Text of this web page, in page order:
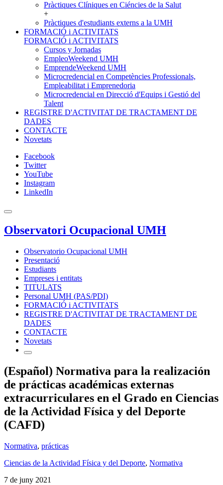
Pràctiques Clíniques en Ciéncies de la Salut
+
Pràctiques d'estudiants externs a la UMH
FORMACIÓ i ACTIVITATS
FORMACIÓ i ACTIVITATS
Cursos y Jornadas
EmpleoWeekend UMH
EmprendeWeekend UMH
Microcredencial en Competències Professionals,
Empleabilitat i Emprenedoria
Microcredencial en Direcció d'Equips i Gestió del
Talent
REGISTRE D'ACTIVITAT DE TRACTAMENT DE
DADES
CONTACTE
Novetats
Facebook
Twitter
YouTube
Instagram
LinkedIn
Observatori Ocupacional UMH
Observatorio Ocupacional UMH
Presentació
Estudiants
Empreses i entitats
TITULATS
Personal UMH (PAS/PDI)
FORMACIÓ i ACTIVITATS
REGISTRE D'ACTIVITAT DE TRACTAMENT DE
DADES
CONTACTE
Novetats
(Español) Normativa para la realización
de prácticas académicas externas
extracurriculares en el Grado en Ciencias
de la Actividad Física y del Deporte
(CAFD)
Normativa, prácticas
Ciencias de la Actividad Física y del Deporte, Normativa
7 de juny 2021